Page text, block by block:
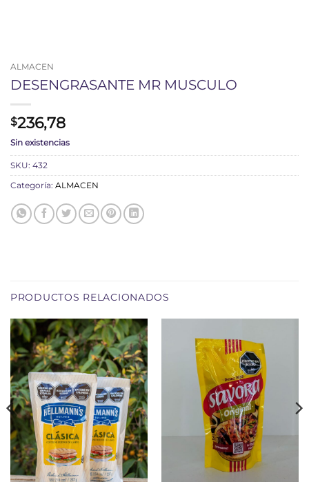
ALMACEN
DESENGRASANTE MR MUSCULO
$236,78
Sin existencias
SKU: 432
Categoría: ALMACEN
PRODUCTOS RELACIONADOS